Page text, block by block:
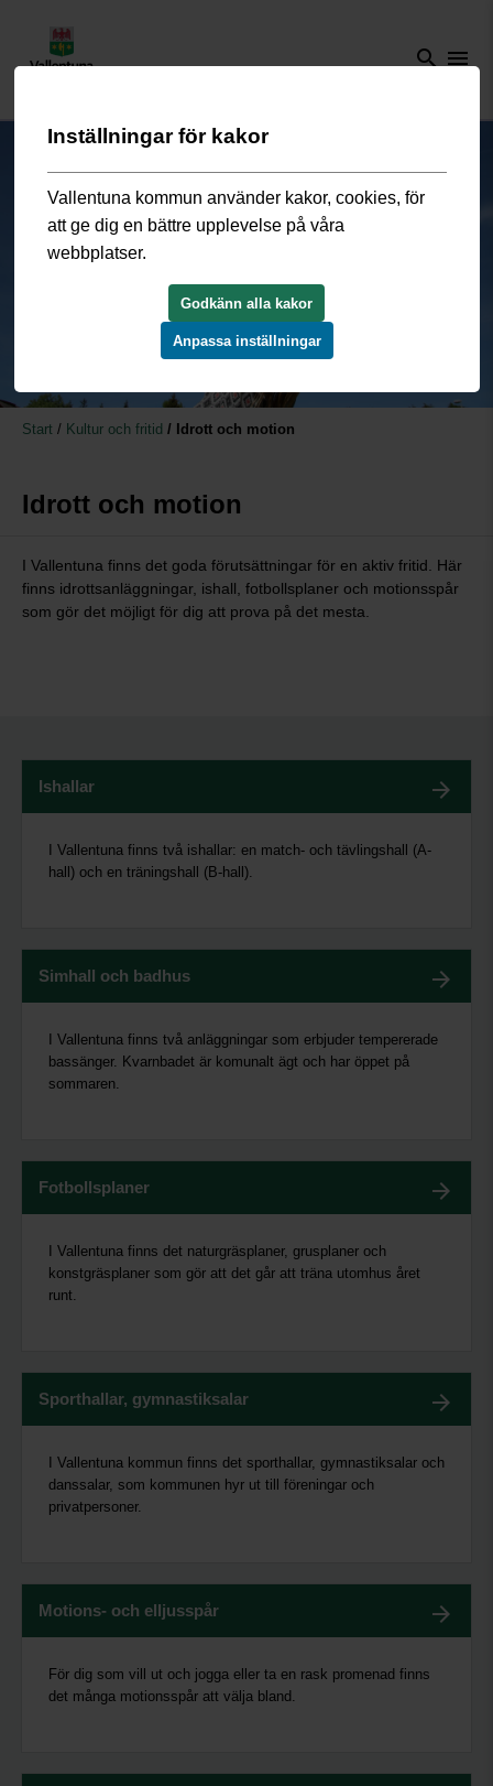
search menu
Start / Kultur och fritid / Idrott och motion
Idrott och motion
I Vallentuna finns det goda förutsättningar för en aktiv fritid. Här
finns idrottsanläggningar, ishall, fotbollsplaner och motionsspår
som gör det möjligt för dig att prova på det mesta.
Ishallar
I Vallentuna finns två ishallar: en match- och tävlingshall (A-
hall) och en träningshall (B-hall).
Simhall och badhus
I Vallentuna finns två anläggningar som erbjuder tempererade
bassänger. Kvarnbadet är komunalt ägt och har öppet på
sommaren.
Fotbollsplaner
I Vallentuna finns det naturgräsplaner, grusplaner och
konstgräsplaner som gör att det går att träna utomhus året
runt.
Sporthallar, gymnastiksalar
I Vallentuna kommun finns det sporthallar, gymnastiksalar och
danssalar, som kommunen hyr ut till föreningar och
privatpersoner.
Motions- och elljusspår
För dig som vill ut och jogga eller ta en rask promenad finns
det många motionsspår att välja bland.
Inställningar för kakor
Vallentuna kommun använder kakor, cookies, för
att ge dig en bättre upplevelse på våra
webbplatser.
Godkänn alla kakor
Anpassa inställningar